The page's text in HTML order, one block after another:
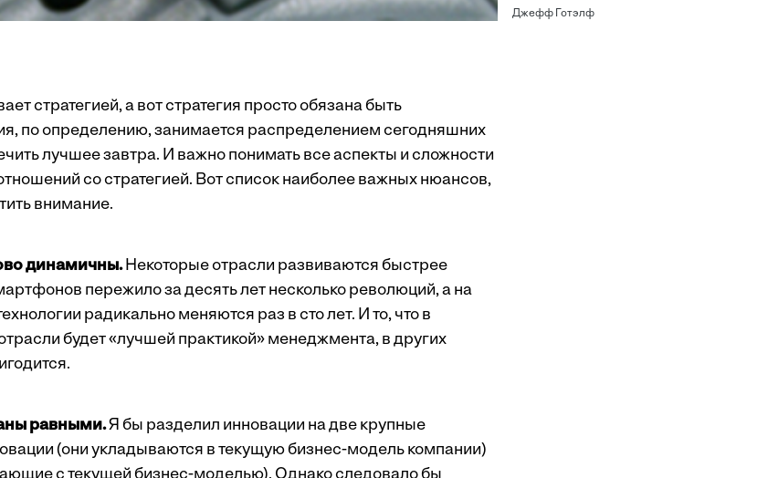
Джефф Готэлф
стратегией, а вот стратегия просто обязана быть
по определению, занимается распределением сегодняшних
лучшее завтра. И важно понимать все аспекты и сложности
со стратегией. Вот список наиболее важных нюансов,
внимание.
динамичны.Некоторые отрасли развиваются быстрее
пережило за десять лет несколько революций, а на
радикально меняются раз в сто лет. И то, что в
будет «лучшей практикой» менеджмента, в других
равными.Я бы разделил инновации на две крупные
(они укладываются в текущую бизнес-модель компании)